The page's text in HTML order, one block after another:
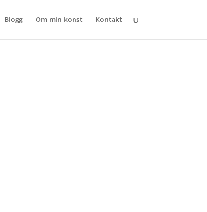
Blogg Om min konst Kontakt